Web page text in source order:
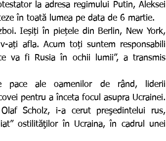
în toată lumea pe data de 6 martie.
ați afla. Acum toți suntem responsabili
va fi Rusia în ochii lumii”, a transmis
pentru a înceta focul asupra Ucrainei.
Scholz, i-a cerut preşedintelui rus,
ostilităţilor în Ucraina, în cadrul unei